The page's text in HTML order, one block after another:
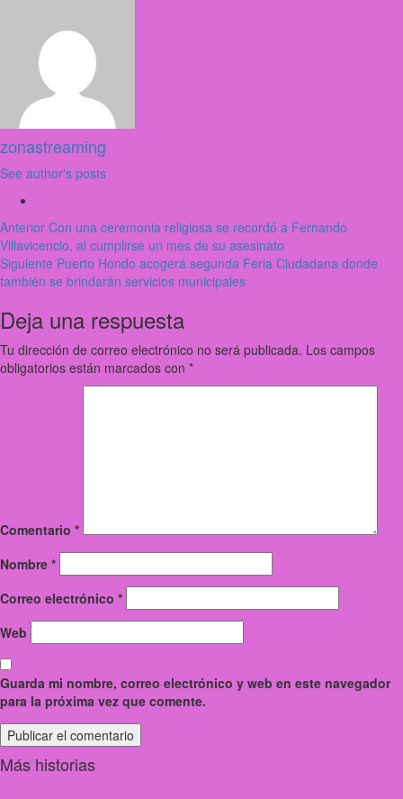
zonastreaming
See author's posts
Anterior Con una ceremonia religiosa se recordó a Fernando
Villavicencio, al cumplirse un mes de su asesinato
Siguiente Puerto Hondo acogerá segunda Feria Ciudadana donde
también se brindarán servicios municipales
Deja una respuesta
Tu dirección de correo electrónico no será publicada. Los campos
obligatorios están marcados con *
Comentario *
Nombre *
Correo electrónico *
Web
Guarda mi nombre, correo electrónico y web en este navegador
para la próxima vez que comente.
Más historias